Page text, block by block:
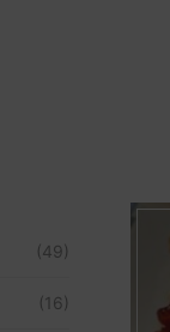
(49)
(16)